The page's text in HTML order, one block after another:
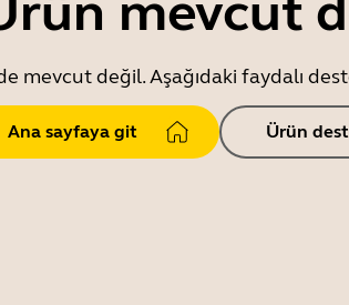
mevcut değil. Aşağıdaki faydalı
Ana sayfaya git Ürün